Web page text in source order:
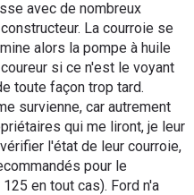
avec de nombreux
La courroie se
alors la pompe à huile
si ce n'est le voyant
toute façon trop tard.
survienne, car autrement
qui me liront, je leur
l'état de leur courroie,
pour le
en tout cas). Ford n'a